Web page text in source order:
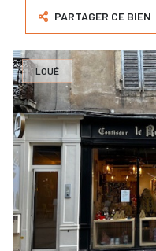
PARTAGER CE BIEN
LOUÉ